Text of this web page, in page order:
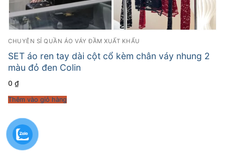
CHUYÊN SỈ QUẦN ÁO VÁY ĐẦM XUẤT KHẨU
SET áo ren tay dài cột cổ kèm chân váy nhung 2
màu đỏ đen Colin
0 ₫
Thêm vào giỏ hàng